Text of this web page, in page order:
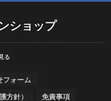
ショップ
る
フォーム
方針） 免責事項